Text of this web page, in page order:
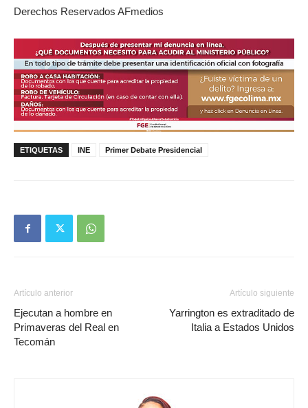
Derechos Reservados AFmedios
ETIQUETAS INE Primer Debate Presidencial
Artículo anterior
Ejecutan a hombre en
Primaveras del Real en
Tecomán
Artículo siguiente
Yarrington es extraditado de
Italia a Estados Unidos